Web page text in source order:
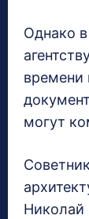
Однако
времени
могут